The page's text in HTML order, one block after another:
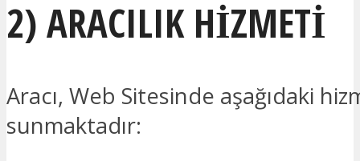
2) ARACILIK HİZMETİ
Aracı, Web Sitesinde aşağıdaki
sunmaktadır: